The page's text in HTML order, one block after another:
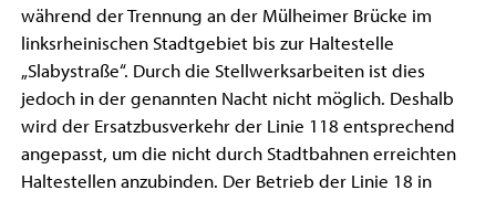
während der Trennung an der Mülheimer Brücke im
linksrheinischen Stadtgebiet bis zur Haltestelle
„Slabystraße“. Durch die Stellwerksarbeiten ist dies
jedoch in der genannten Nacht nicht möglich. Deshalb
wird der Ersatzbusverkehr der Linie 118 entsprechend
angepasst, um die nicht durch Stadtbahnen erreichten
Haltestellen anzubinden. Der Betrieb der Linie 18 in